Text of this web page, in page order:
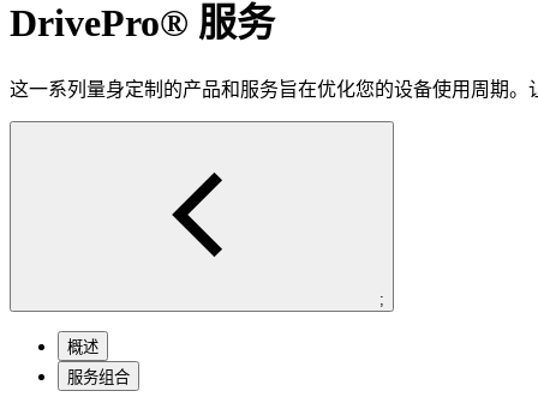
DrivePro® 服务
这一系列量身定制的产品和服务旨在优化您的设备使用周期
;
概述
服务组合